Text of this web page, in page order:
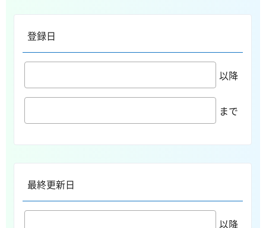
登録日
以降
まで
最終更新日
以降